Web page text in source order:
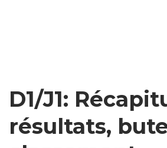
D1/J1:
résultats,